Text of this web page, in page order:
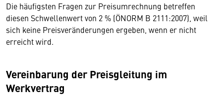
Die häufigsten Fragen zur Preisumrechnung betreffen
diesen Schwellenwert von 2 % (ÖNORM B 2111:2007), weil
sich keine Preisveränderungen ergeben, wenn er nicht
erreicht wird.
Vereinbarung der Preisgleitung im
Werkvertrag